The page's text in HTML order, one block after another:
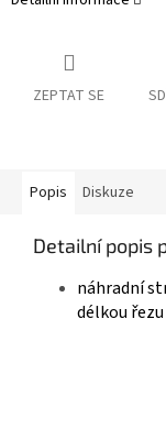
ZEPTAT SE
Popis Diskuze
Detailní popis
náhradní
délkou